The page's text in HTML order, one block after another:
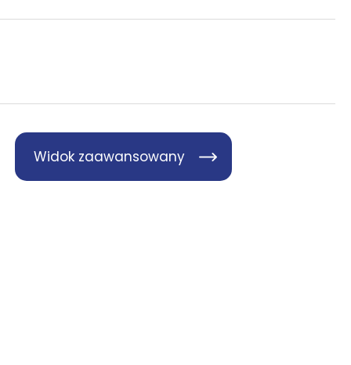
Widok zaawansowany